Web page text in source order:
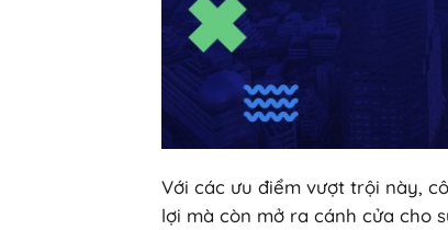
Với các ưu điểm vượt trội này,
lợi mà còn mở ra cánh cửa cho